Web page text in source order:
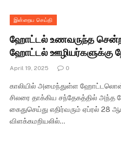
இன்றைய செய்தி
ஹோட்டல் உணவருந்த
ஹோட்டல் ஊழியர்களுக்கு
April 19, 2025 0
காலியில் அமைந்துள்ள
சிலரை தாக்கிய சந்தேகத்தில்
கைதுசெய்து எதிர்வரும் ஏப்ரல் 28
விளக்கமறியலில்…